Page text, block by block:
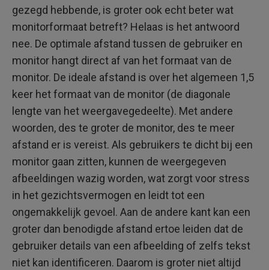
gezegd hebbende, is groter ook echt beter wat
monitorformaat betreft? Helaas is het antwoord
nee. De optimale afstand tussen de gebruiker en
monitor hangt direct af van het formaat van de
monitor. De ideale afstand is over het algemeen 1,5
keer het formaat van de monitor (de diagonale
lengte van het weergavegedeelte). Met andere
woorden, des te groter de monitor, des te meer
afstand er is vereist. Als gebruikers te dicht bij een
monitor gaan zitten, kunnen de weergegeven
afbeeldingen wazig worden, wat zorgt voor stress
in het gezichtsvermogen en leidt tot een
ongemakkelijk gevoel. Aan de andere kant kan een
groter dan benodigde afstand ertoe leiden dat de
gebruiker details van een afbeelding of zelfs tekst
niet kan identificeren. Daarom is groter niet altijd